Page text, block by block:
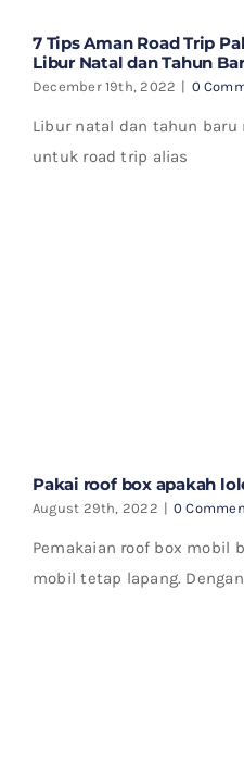
7 Tips Aman Road Trip
Libur Natal dan Tahun
December 19th, 2022 | 0
Libur natal dan tahun
untuk road trip alias
Pakai roof box apakah
August 29th, 2022 | 0
Pemakaian roof box mobil
mobil tetap lapang.